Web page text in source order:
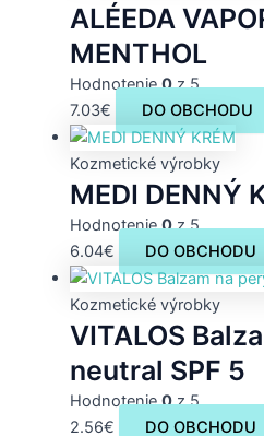
ALÉEDA
MENTHOL
Hodnotenie0z 5
7.03€ DO OBCHODU
Kozmetické výrobky
MEDI DENNÝ
Hodnotenie0z 5
6.04€ DO OBCHODU
Kozmetické výrobky
VITALOS
neutral SPF 5
Hodnotenie0z 5
2.56€ DO OBCHODU